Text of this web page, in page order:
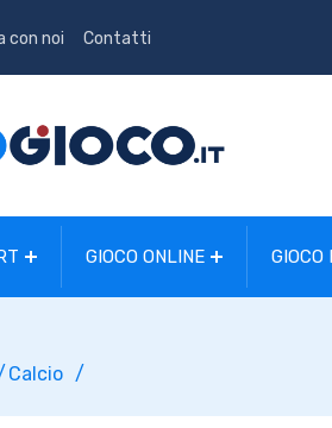
con noi Contatti
GIOCO ONLINE GIOCO
Calcio